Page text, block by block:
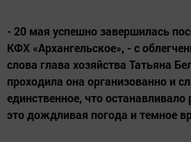
- 20 мая успешно завершилась
КФХ «Архангельское», - с
слова глава хозяйства Татьяна
проходила она организованно и
единственное, что
это дождливая погода и темное